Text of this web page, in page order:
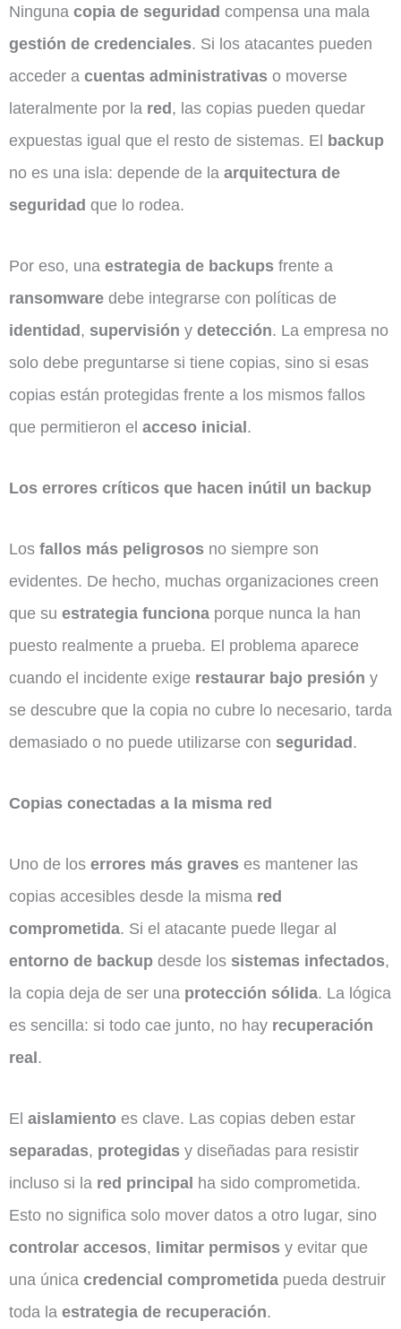
Ninguna copia de seguridad compensa una mala
gestión de credenciales. Si los atacantes pueden
acceder a cuentas administrativas o moverse
lateralmente por la red, las copias pueden quedar
expuestas igual que el resto de sistemas. El backup
no es una isla: depende de la arquitectura de
seguridad que lo rodea.
Por eso, una estrategia de backups frente a
ransomware debe integrarse con políticas de
identidad, supervisión y detección. La empresa no
solo debe preguntarse si tiene copias, sino si esas
copias están protegidas frente a los mismos fallos
que permitieron el acceso inicial.
Los errores críticos que hacen inútil un backup
Los fallos más peligrosos no siempre son
evidentes. De hecho, muchas organizaciones creen
que su estrategia funciona porque nunca la han
puesto realmente a prueba. El problema aparece
cuando el incidente exige restaurar bajo presión y
se descubre que la copia no cubre lo necesario, tarda
demasiado o no puede utilizarse con seguridad.
Copias conectadas a la misma red
Uno de los errores más graves es mantener las
copias accesibles desde la misma red
comprometida. Si el atacante puede llegar al
entorno de backup desde los sistemas infectados,
la copia deja de ser una protección sólida. La lógica
es sencilla: si todo cae junto, no hay recuperación
real.
El aislamiento es clave. Las copias deben estar
separadas, protegidas y diseñadas para resistir
incluso si la red principal ha sido comprometida.
Esto no significa solo mover datos a otro lugar, sino
controlar accesos, limitar permisos y evitar que
una única credencial comprometida pueda destruir
toda la estrategia de recuperación.